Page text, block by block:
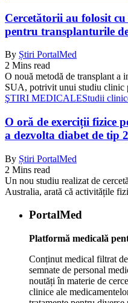
Cercetătorii au folosit
pentru transplanturile
By Știri PortalMed
2 Mins read
O nouă metodă de transplant a
SUA, potrivit unui studiu clinic
ŞTIRI MEDICALEStudii
O oră de exerciții fizice
a dezvolta diabet de tip 2
By Știri PortalMed
2 Mins read
Un nou studiu realizat de
Australia, arată că activitățile
PortalMed
Platformă medicală
Conținut medical filtrat
semnate de personal
noutăți în materie de
clinice ale